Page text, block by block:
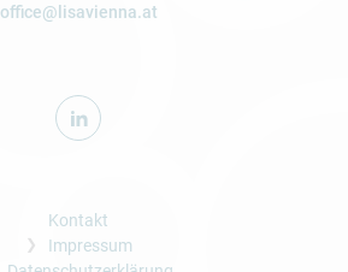
office@lisavienna.at
Kontakt
Impressum